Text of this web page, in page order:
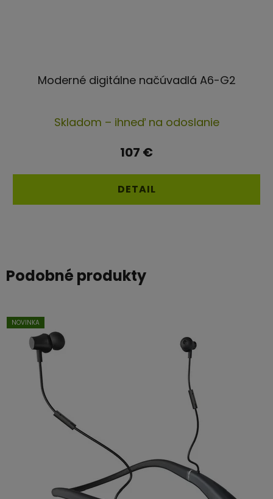
Moderné digitálne načúvadlá A6-G2
hodnotenie
produktu
4,3
z
Skladom – ihneď na odoslanie
107 €
DETAIL
Podobné produkty
NOVINKA